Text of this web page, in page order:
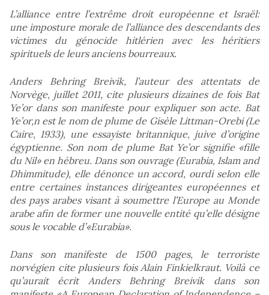
L’alliance entre l’extrême droit européenne et Israël:
une imposture morale de l’alliance des descendants des
victimes du génocide hitlérien avec les héritiers
spirituels de leurs anciens bourreaux.
Anders Behring Breivik, l’auteur des attentats de
Norvège, juillet 2011, cite plusieurs dizaines de fois Bat
Ye’or dans son manifeste pour expliquer son acte. Bat
Ye’or,n est le nom de plume de Gisèle Littman-Orebi (Le
Caire, 1933), une essayiste britannique, juive d’origine
égyptienne. Son nom de plume Bat Ye’or signifie «fille
du Nil» en hébreu. Dans son ouvrage (Eurabia, Islam and
Dhimmitude), elle dénonce un accord, ourdi selon elle
entre certaines instances dirigeantes européennes et
des pays arabes visant à soumettre l’Europe au Monde
arabe afin de former une nouvelle entité qu’elle désigne
sous le vocable d’«Eurabia».
Dans son manifeste de 1500 pages, le terroriste
norvégien cite plusieurs fois Alain Finkielkraut. Voilà ce
qu’aurait écrit Anders Behring Breivik dans son